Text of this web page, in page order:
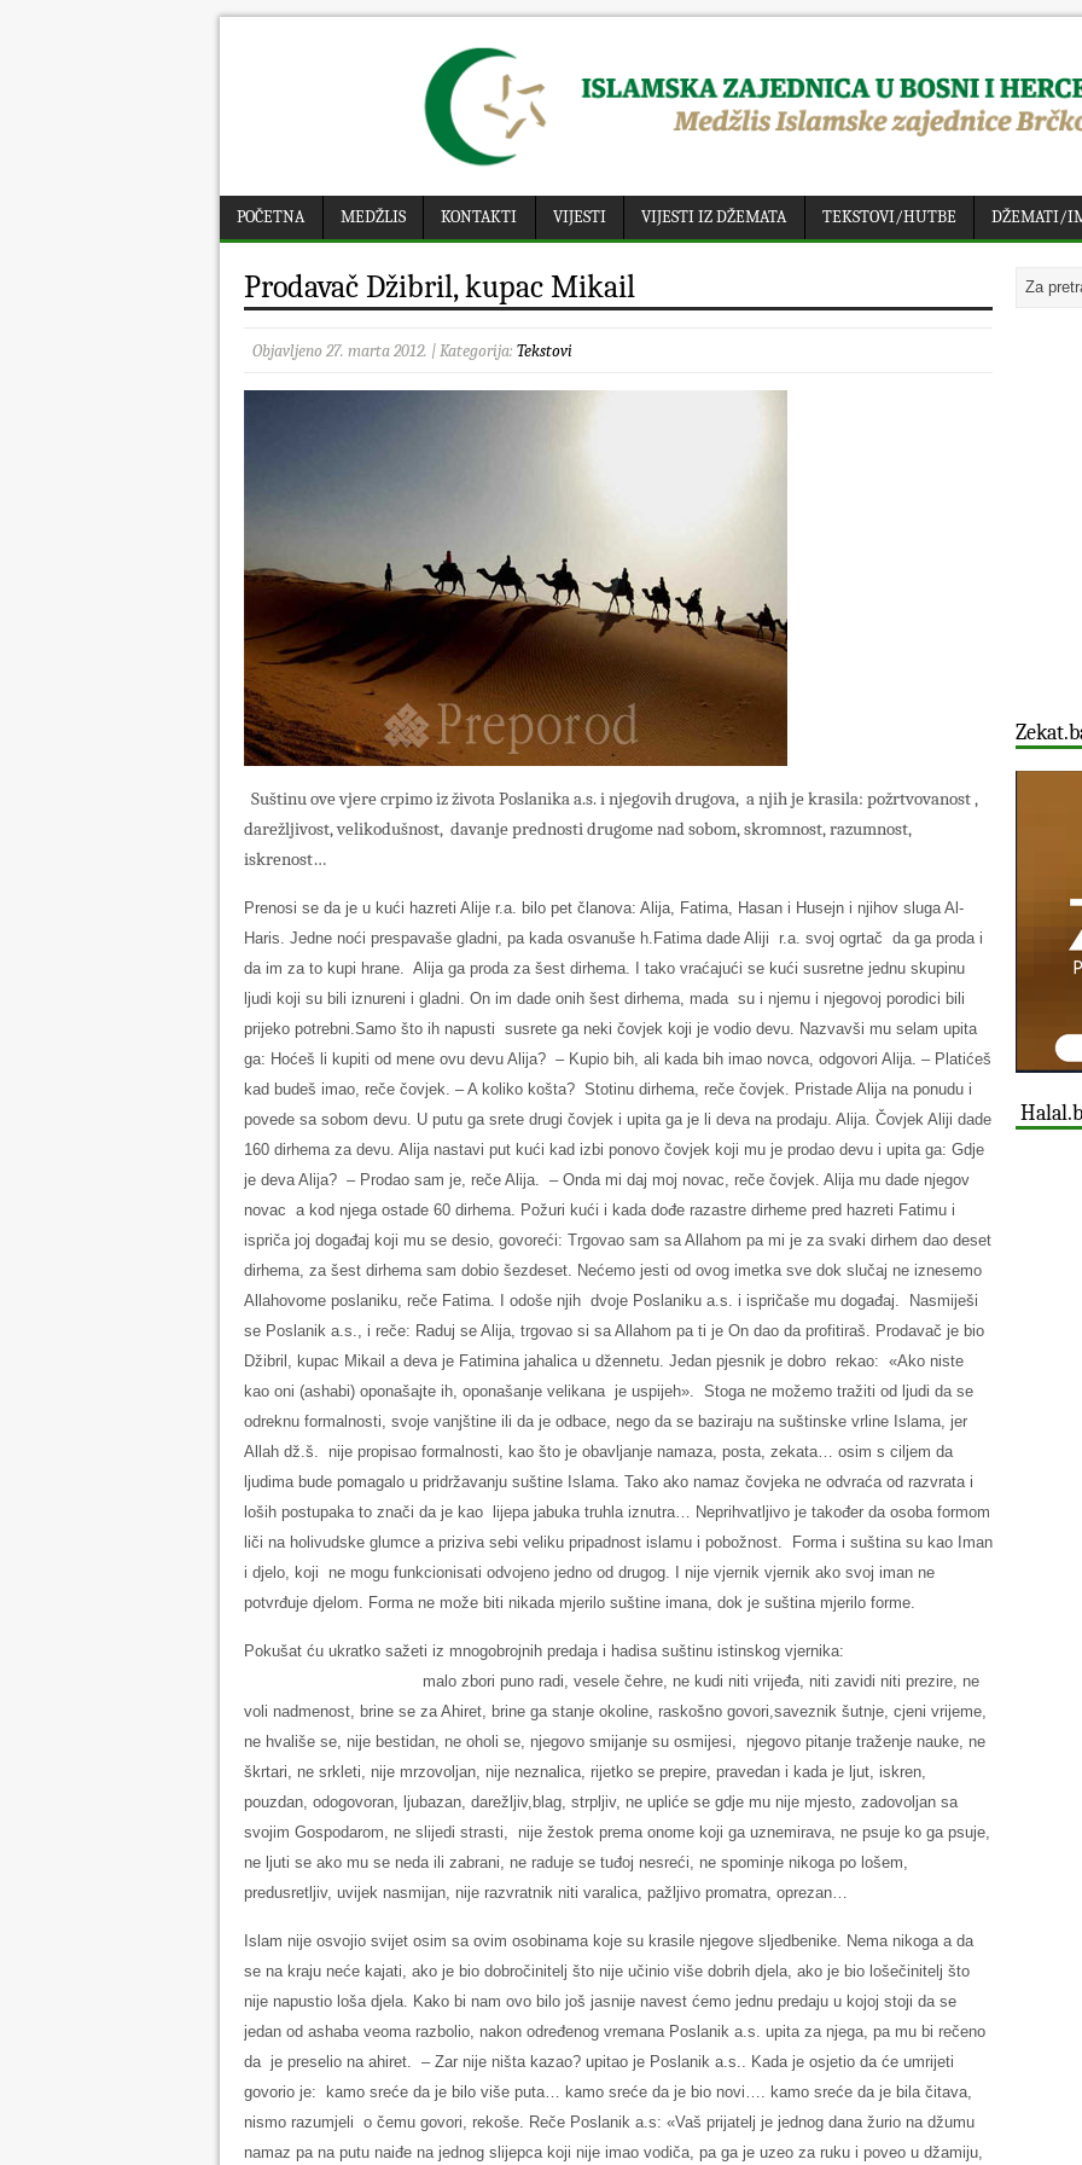
POČETNA MEDŽLIS KONTAKTI VIJESTI VIJESTI IZ DŽEMATA TEKSTOVI/HUTBE DŽEMATI/
Prodavač Džibril, kupac Mikail
Objavljeno 27. marta 2012. | Kategorija: Tekstovi
Suštinu ove vjere crpimo iz života Poslanika a.s. i njegovih drugova, a njih je krasila: požrtvovanost ,
darežljivost, velikodušnost, davanje prednosti drugome nad sobom, skromnost, razumnost,
iskrenost…
Prenosi se da je u kući hazreti Alije r.a. bilo pet članova: Alija, Fatima, Hasan i Husejn i njihov sluga Al-
Haris. Jedne noći prespavaše gladni, pa kada osvanuše h.Fatima dade Aliji r.a. svoj ogrtač da ga proda i
da im za to kupi hrane. Alija ga proda za šest dirhema. I tako vraćajući se kući susretne jednu skupinu
ljudi koji su bili iznureni i gladni. On im dade onih šest dirhema, mada su i njemu i njegovoj porodici bili
prijeko potrebni.Samo što ih napusti susrete ga neki čovjek koji je vodio devu. Nazvavši mu selam upita
ga: Hoćeš li kupiti od mene ovu devu Alija? – Kupio bih, ali kada bih imao novca, odgovori Alija. – Platićeš
kad budeš imao, reče čovjek. – A koliko košta? Stotinu dirhema, reče čovjek. Pristade Alija na ponudu i
povede sa sobom devu. U putu ga srete drugi čovjek i upita ga je li deva na prodaju. Alija. Čovjek Aliji dade
160 dirhema za devu. Alija nastavi put kući kad izbi ponovo čovjek koji mu je prodao devu i upita ga: Gdje
je deva Alija? – Prodao sam je, reče Alija. – Onda mi daj moj novac, reče čovjek. Alija mu dade njegov
novac a kod njega ostade 60 dirhema. Požuri kući i kada dođe razastre dirheme pred hazreti Fatimu i
ispriča joj događaj koji mu se desio, govoreći: Trgovao sam sa Allahom pa mi je za svaki dirhem dao deset
dirhema, za šest dirhema sam dobio šezdeset. Nećemo jesti od ovog imetka sve dok slučaj ne iznesemo
Allahovome poslaniku, reče Fatima. I odoše njih dvoje Poslaniku a.s. i ispričaše mu događaj. Nasmiješi
se Poslanik a.s., i reče: Raduj se Alija, trgovao si sa Allahom pa ti je On dao da profitiraš. Prodavač je bio
Džibril, kupac Mikail a deva je Fatimina jahalica u džennetu. Jedan pjesnik je dobro rekao: «Ako niste
kao oni (ashabi) oponašajte ih, oponašanje velikana je uspijeh». Stoga ne možemo tražiti od ljudi da se
odreknu formalnosti, svoje vanjštine ili da je odbace, nego da se baziraju na suštinske vrline Islama, jer
Allah dž.š. nije propisao formalnosti, kao što je obavljanje namaza, posta, zekata… osim s ciljem da
ljudima bude pomagalo u pridržavanju suštine Islama. Tako ako namaz čovjeka ne odvraća od razvrata i
loših postupaka to znači da je kao lijepa jabuka truhla iznutra… Neprihvatljivo je također da osoba formom
liči na holivudske glumce a priziva sebi veliku pripadnost islamu i pobožnost. Forma i suština su kao Iman
i djelo, koji ne mogu funkcionisati odvojeno jedno od drugog. I nije vjernik vjernik ako svoj iman ne
potvrđuje djelom. Forma ne može biti nikada mjerilo suštine imana, dok je suština mjerilo forme.
Pokušat ću ukratko sažeti iz mnogobrojnih predaja i hadisa suštinu istinskog vjernika:
malo zbori puno radi, vesele čehre, ne kudi niti vrijeđa, niti zavidi niti prezire, ne
voli nadmenost, brine se za Ahiret, brine ga stanje okoline, raskošno govori,saveznik šutnje, cjeni vrijeme,
ne hvališe se, nije bestidan, ne oholi se, njegovo smijanje su osmijesi, njegovo pitanje traženje nauke, ne
škrtari, ne srkleti, nije mrzovoljan, nije neznalica, rijetko se prepire, pravedan i kada je ljut, iskren,
pouzdan, odogovoran, ljubazan, darežljiv,blag, strpljiv, ne upliće se gdje mu nije mjesto, zadovoljan sa
svojim Gospodarom, ne slijedi strasti, nije žestok prema onome koji ga uznemirava, ne psuje ko ga psuje,
ne ljuti se ako mu se neda ili zabrani, ne raduje se tuđoj nesreći, ne spominje nikoga po lošem,
predusretljiv, uvijek nasmijan, nije razvratnik niti varalica, pažljivo promatra, oprezan…
Islam nije osvojio svijet osim sa ovim osobinama koje su krasile njegove sljedbenike. Nema nikoga a da
se na kraju neće kajati, ako je bio dobročinitelj što nije učinio više dobrih djela, ako je bio lošečinitelj što
nije napustio loša djela. Kako bi nam ovo bilo još jasnije navest ćemo jednu predaju u kojoj stoji da se
jedan od ashaba veoma razbolio, nakon određenog vremana Poslanik a.s. upita za njega, pa mu bi rečeno
da je preselio na ahiret. – Zar nije ništa kazao? upitao je Poslanik a.s.. Kada je osjetio da će umrijeti
govorio je: kamo sreće da je bilo više puta… kamo sreće da je bio novi…. kamo sreće da je bila čitava,
nismo razumjeli o čemu govori, rekoše. Reče Poslanik a.s: «Vaš prijatelj je jednog dana žurio na džumu
namaz pa na putu naiđe na jednog slijepca koji nije imao vodiča, pa ga je uzeo za ruku i poveo u džamiju,